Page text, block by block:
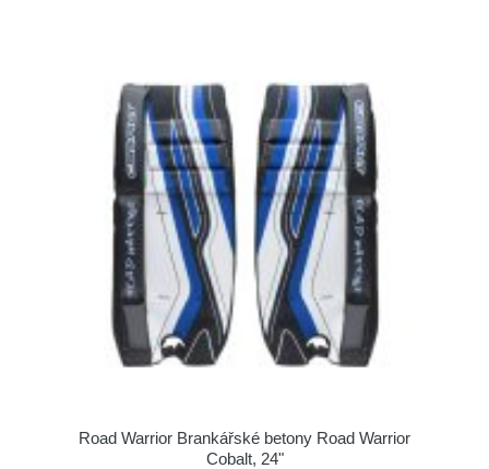
Road Warrior Brankářské betony Road Warrior
Cobalt, 24"